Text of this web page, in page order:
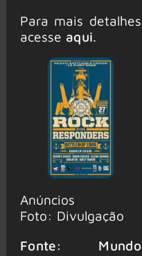
Para mais detalhes
acesse aqui
Anúncios
Foto: Divulgação
Fonte: Mundo